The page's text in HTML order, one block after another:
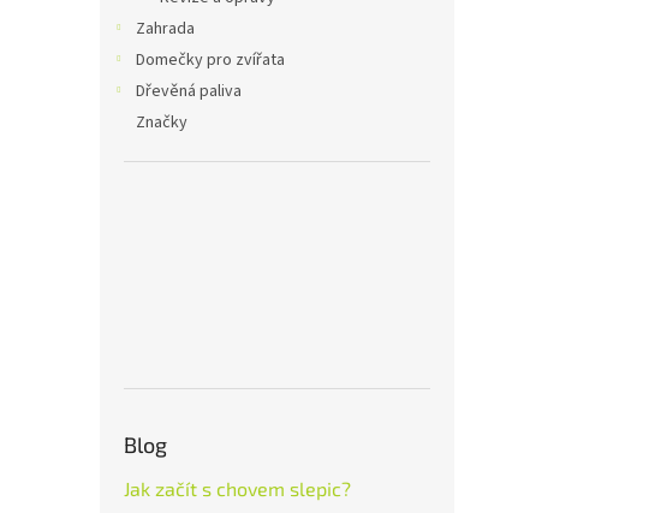
Zahrada
Domečky pro zvířata
Dřevěná paliva
Značky
Blog
Jak začít s chovem slepic?